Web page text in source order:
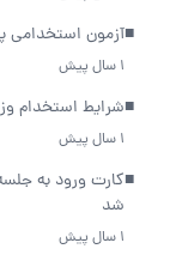
■آزمون استخدامی
1 سال پیش
■شرایط استخدام وزارت
1 سال پیش
■کارت ورود به
شد
1 سال پیش